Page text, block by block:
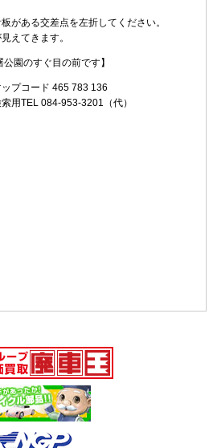
がある交差点を左折してください。
えてきます。
公園のすぐ目の前です】
ップコード 465 783 136
用TEL 084-953-3201（代）